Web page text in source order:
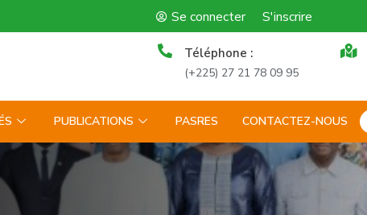
Se connecter S'inscrire
Téléphone :
(+225) 27 21 78 09 95
PUBLICATIONS PASRES CONTACTEZ-NOUS